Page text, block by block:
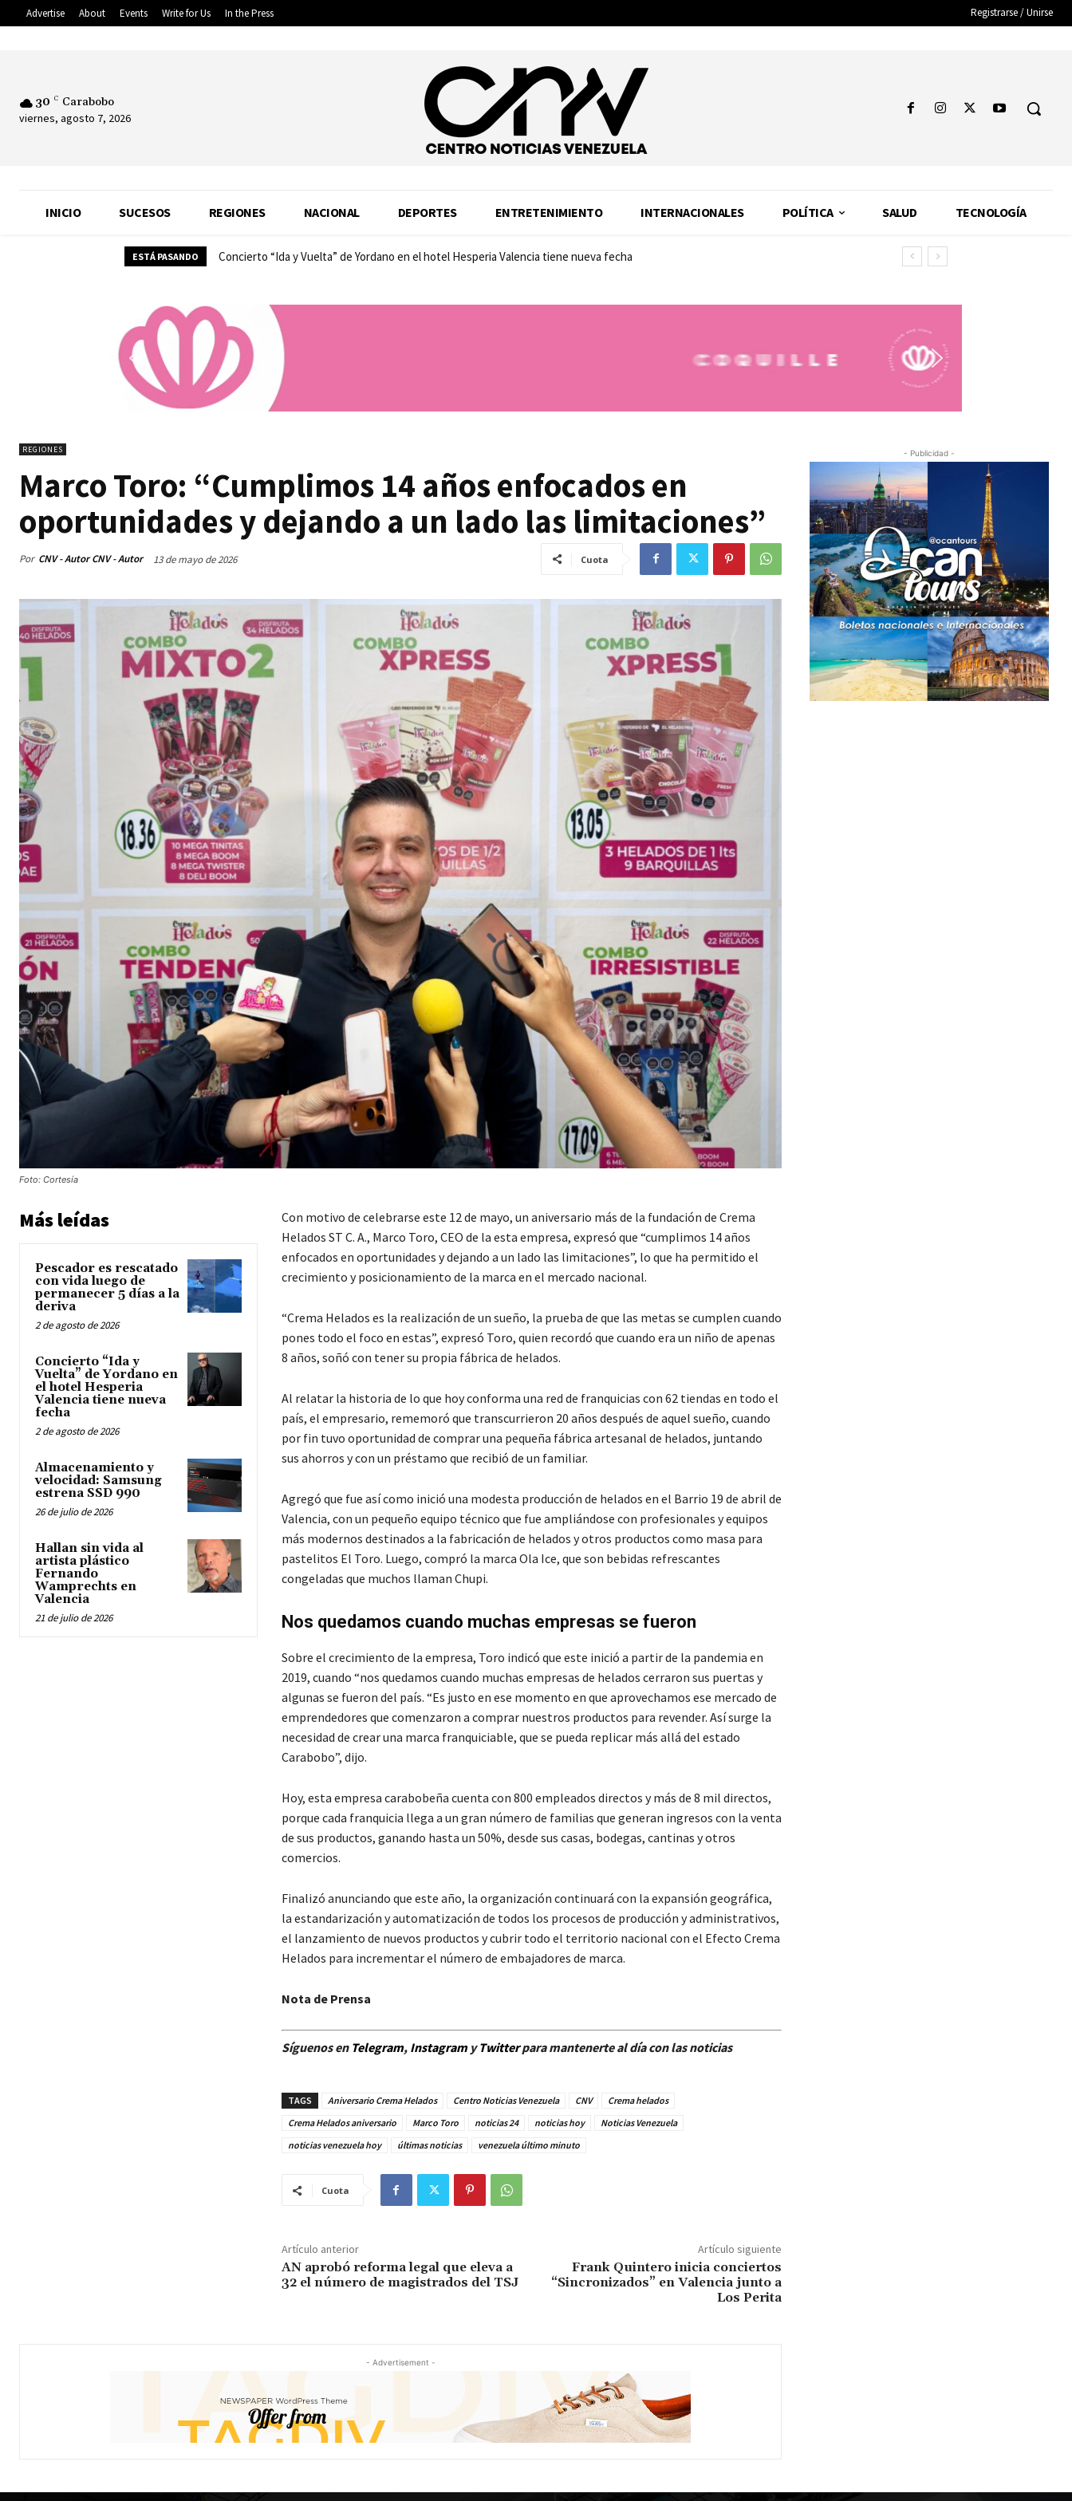
Advertise About Events Write for Us In the Press Registrarse / Unirse
30 C Carabobo
viernes, agosto 7, 2026
INICIO SUCESOS REGIONES NACIONAL DEPORTES ENTRETENIMIENTO INTERNACIONALES POLÍTICA SALUD TECNOLOGÍA
ESTÁ PASANDO Concierto “Ida y Vuelta” de Yordano en el hotel Hesperia Valencia tiene nueva fecha
REGIONES
Marco Toro: “Cumplimos 14 años enfocados en
oportunidades y dejando a un lado las limitaciones”
Por CNV - Autor CNV - Autor 13 de mayo de 2026 Cuota
Foto: Cortesía
Más leídas
Pescador es rescatado
con vida luego de
permanecer 5 días a la
deriva
2 de agosto de 2026
Concierto “Ida y
Vuelta” de Yordano en
el hotel Hesperia
Valencia tiene nueva
fecha
2 de agosto de 2026
Almacenamiento y
velocidad: Samsung
estrena SSD 990
26 de julio de 2026
Hallan sin vida al
artista plástico
Fernando
Wamprechts en
Valencia
21 de julio de 2026
Con motivo de celebrarse este 12 de mayo, un aniversario más de la fundación de Crema
Helados ST C. A., Marco Toro, CEO de la esta empresa, expresó que “cumplimos 14 años
enfocados en oportunidades y dejando a un lado las limitaciones”, lo que ha permitido el
crecimiento y posicionamiento de la marca en el mercado nacional.
“Crema Helados es la realización de un sueño, la prueba de que las metas se cumplen cuando
pones todo el foco en estas”, expresó Toro, quien recordó que cuando era un niño de apenas
8 años, soñó con tener su propia fábrica de helados.
Al relatar la historia de lo que hoy conforma una red de franquicias con 62 tiendas en todo el
país, el empresario, rememoró que transcurrieron 20 años después de aquel sueño, cuando
por fin tuvo oportunidad de comprar una pequeña fábrica artesanal de helados, juntando
sus ahorros y con un préstamo que recibió de un familiar.
Agregó que fue así como inició una modesta producción de helados en el Barrio 19 de abril de
Valencia, con un pequeño equipo técnico que fue ampliándose con profesionales y equipos
más modernos destinados a la fabricación de helados y otros productos como masa para
pastelitos El Toro. Luego, compró la marca Ola Ice, que son bebidas refrescantes
congeladas que muchos llaman Chupi.
Nos quedamos cuando muchas empresas se fueron
Sobre el crecimiento de la empresa, Toro indicó que este inició a partir de la pandemia en
2019, cuando “nos quedamos cuando muchas empresas de helados cerraron sus puertas y
algunas se fueron del país. “Es justo en ese momento en que aprovechamos ese mercado de
emprendedores que comenzaron a comprar nuestros productos para revender. Así surge la
necesidad de crear una marca franquiciable, que se pueda replicar más allá del estado
Carabobo”, dijo.
Hoy, esta empresa carabobeña cuenta con 800 empleados directos y más de 8 mil directos,
porque cada franquicia llega a un gran número de familias que generan ingresos con la venta
de sus productos, ganando hasta un 50%, desde sus casas, bodegas, cantinas y otros
comercios.
Finalizó anunciando que este año, la organización continuará con la expansión geográfica,
la estandarización y automatización de todos los procesos de producción y administrativos,
el lanzamiento de nuevos productos y cubrir todo el territorio nacional con el Efecto Crema
Helados para incrementar el número de embajadores de marca.
Nota de Prensa
Síguenos en Telegram, InstagramyTwitterpara mantenerte al día con las noticias
TAGS Aniversario Crema Helados Centro Noticias Venezuela CNV
Crema helados
Crema Helados aniversario
Marco Toro noticias 24 noticias hoy
Noticias Venezuela
noticias venezuela hoy
últimas noticias venezuela último minuto
Cuota
Artículo anterior
AN aprobó reforma legal que eleva a
32 el número de magistrados del TSJ
Artículo siguiente
Frank Quintero inicia conciertos
“Sincronizados” en Valencia junto a
Los Perita
- Advertisement -
- Publicidad -